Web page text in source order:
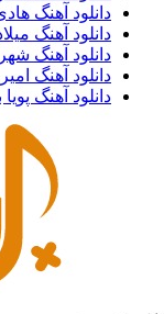
دانلود آهنگ
دانلود آهنگ
دانلود آهنگ
دانلود آهنگ
دانلود آهنگ